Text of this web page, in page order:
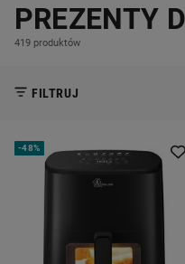
PREZENTY
419 produktów
FILTRUJ
-48%